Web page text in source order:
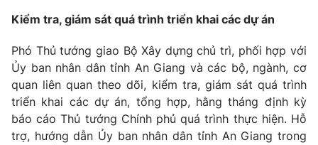
Kiểm tra, giám sát quá trình triển khai các dự án
Phó Thủ tướng giao Bộ Xây dựng chủ trì, phối hợp với
Ủy ban nhân dân tỉnh An Giang và các bộ, ngành, cơ
quan liên quan theo dõi, kiểm tra, giám sát quá trình
triển khai các dự án, tổng hợp, hằng tháng định kỳ
báo cáo Thủ tướng Chính phủ quá trình thực hiện. Hỗ
trợ, hướng dẫn Ủy ban nhân dân tỉnh An Giang trong